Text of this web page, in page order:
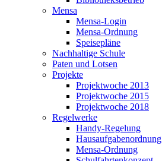
Mensa
Mensa-Login
Mensa-Ordnung
Speisepläne
Nachhaltige Schule
Paten und Lotsen
Projekte
Projektwoche 2013
Projektwoche 2015
Projektwoche 2018
Regelwerke
Handy-Regelung
Hausaufgabenordnung
Mensa-Ordnung